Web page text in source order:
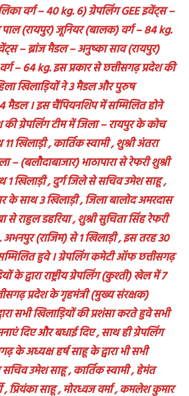
वर्ग – 40 kg. 6) ग्रेपलिंग GEE इवेंट्स –
(रायपुर) जूनियर (बालक) वर्ग – 84 kg.
– ब्रांज मैडल – अनुष्का साव (रायपुर)
– 64 kg. इस प्रकार से छत्तीसगढ़ प्रदेश की
खिलाड़ियों ने 3 मैडल और पुरुष
मैडल । इस चैंपियनशिप में सम्मिलित होने
की ग्रेपलिंग टीम में जिला – रायपुर के कोच
खिलाड़ी , कार्तिक स्वामी , शुश्री अंतरा
– (बलौदाबाजार) भाठापारा से रेफरी शुश्री
1 खिलाड़ी , दुर्ग जिले से सचिव उमेश साहू ,
साथ 3 खिलाड़ी , जिला बालोद अमरदास
से राहुल डहरिया , शुश्री सुचिता सिंह रेफरी
(राजिम) से 1 खिलाड़ी , इस तरह 30
हुवे । ग्रेपलिंग कमेटी ऑफ छत्तीसगढ़
के द्वारा राष्ट्रीय ग्रेपलिंग (कुश्ती) खेल में 7
प्रदेश के गृहमंत्री (मुख्य संरक्षक)
सभी खिलाड़ियों की प्रशंसा करते हुवे सभी
दिए और बधाई दिए , साथ ही ग्रेपलिंग
के अध्यक्ष हर्ष साहू के द्वारा भी सभी
उमेश साहू , कार्तिक स्वामी , हेमंत
, प्रियंका साहू , मोरध्वज वर्मा , कमलेश कुमार